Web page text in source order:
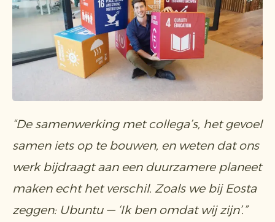
“De samenwerking met collega’s, het gevoel
samen iets op te bouwen, en weten dat ons
werk bijdraagt aan een duurzamere planeet
maken echt het verschil. Zoals we bij Eosta
zeggen: Ubuntu — ‘Ik ben omdat wij zijn’.”